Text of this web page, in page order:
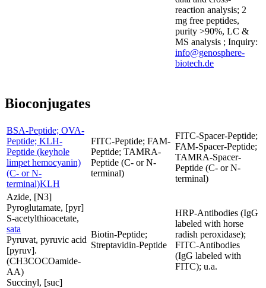
reaction analysis; 2
mg free peptides,
purity >90%, LC &
MS analysis ; Inquiry:
info@genosphere-
biotech.de
Bioconjugates
BSA-Peptide; OVA-
Peptide; KLH-
Peptide (keyhole
limpet hemocyanin)
(C- or N-
terminal)KLH
FITC-Peptide; FAM-
Peptide; TAMRA-
Peptide (C- or N-
terminal)
FITC-Spacer-Peptide;
FAM-Spacer-Peptide;
TAMRA-Spacer-
Peptide (C- or N-
terminal)
Azide, [N3]
Pyroglutamate, [pyr]
S-acetylthioacetate,
sata
Pyruvat, pyruvic acid
[pyruv].
(CH3COCOamide-
AA)
Succinyl, [suc]
Biotin-Peptide;
Streptavidin-Peptide
HRP-Antibodies (IgG
labeled with horse
radish peroxidase);
FITC-Antibodies
(IgG labeled with
FITC); u.a.